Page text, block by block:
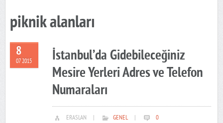
piknik alanları
8
07 2015
İstanbul’da Gidebileceğiniz
Mesire Yerleri Adres ve Telefon
Numaraları
ERASLAN GENEL 0